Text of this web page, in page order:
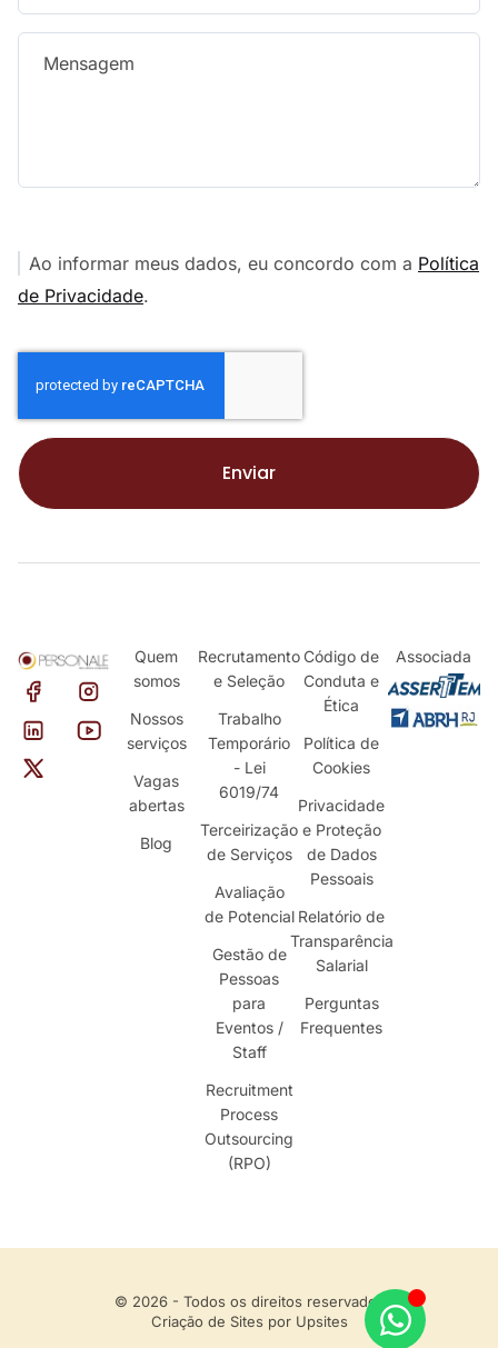
Ao informar meus dados, eu concordo com a Política
de Privacidade.
Enviar
Quem
somos
Nossos
serviços
Vagas
abertas
Blog
Recrutamento
e Seleção
Trabalho
Temporário
- Lei
6019/74
Terceirização
de Serviços
Avaliação
de Potencial
Gestão de
Pessoas
para
Eventos /
Staff
Recruitment
Process
Outsourcing
(RPO)
Código de
Conduta e
Ética
Política de
Cookies
Privacidade
e Proteção
de Dados
Pessoais
Relatório de
Transparência
Salarial
Perguntas
Frequentes
Associada
© 2026 - Todos os direitos reservados
Criação de Sites por Upsites